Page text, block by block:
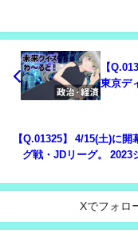
【
東京デ
【Q.01325】 4/15(土)に
グ戦・JDリーグ。 2023
Xでフォロ